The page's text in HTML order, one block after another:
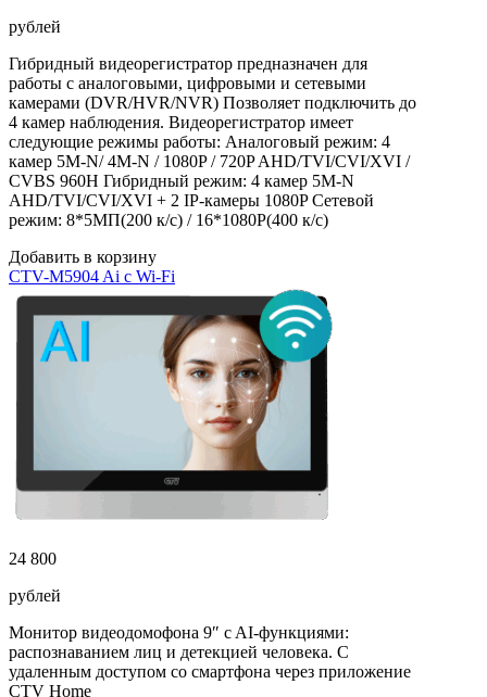
рублей
Гибридный видеорегистратор предназначен для
работы с аналоговыми, цифровыми и сетевыми
камерами (DVR/HVR/NVR) Позволяет подключить до
4 камер наблюдения. Видеорегистратор имеет
следующие режимы работы: Аналоговый режим: 4
камер 5M-N/ 4M-N / 1080P / 720P AHD/TVI/CVI/XVI /
CVBS 960Н Гибридный режим: 4 камер 5M-N
AHD/TVI/CVI/XVI + 2 IP-камеры 1080P Сетевой
режим: 8*5МП(200 к/с) / 16*1080P(400 к/с)
Добавить в корзину
CTV-M5904 Ai с Wi-Fi
24 800
рублей
Монитор видеодомофона 9″ c AI-функциями:
распознаванием лиц и детекцией человека. С
удаленным доступом со смартфона через приложение
CTV Home